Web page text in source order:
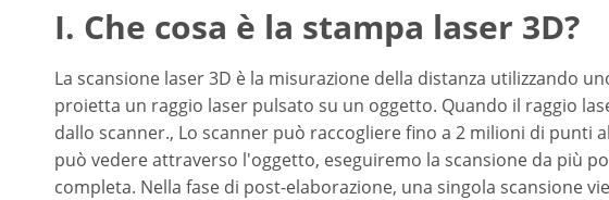
I. Che cosa è la stampa laser 3D?
La scansione laser 3D è la misurazione della distanza utilizzando
proietta un raggio laser pulsato su un oggetto. Quando il raggio
dallo scanner., Lo scanner può raccogliere fino a 2 milioni di punti
può vedere attraverso l'oggetto, eseguiremo la scansione da più
completa. Nella fase di post-elaborazione, una singola scansione